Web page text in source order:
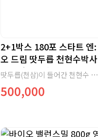
2+1박스 180포 스타트 엔:
오 드림 땃두릅 천현수박사
산화질소대사체
땃두릅(천삼)이 들어간 천현수 박사의 산화질소대사체입니다.
500,000